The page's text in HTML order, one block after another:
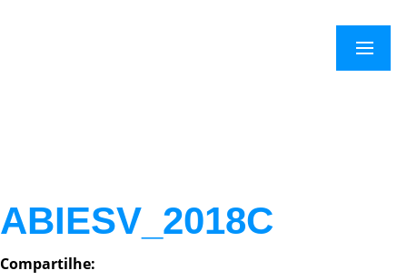
×
Menu
ABIESV_2018C
Compartilhe: